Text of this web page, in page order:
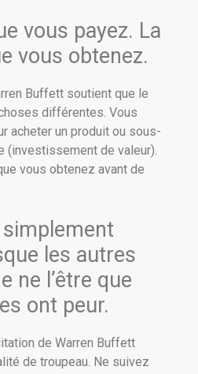
vous payez. La
vous obtenez.
Buffett soutient que le
différentes. Vous
acheter un produit ou sous-
(investissement de valeur).
vous obtenez avant de
les autres
ne l’être que
ont peur.
de Warren Buffett
de troupeau. Ne suivez